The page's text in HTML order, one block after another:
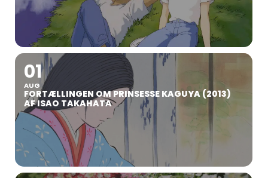
01
AUG
FORTÆLLINGEN OM PRINSESSE KAGUYA (2013)
AF ISAO TAKAHATA